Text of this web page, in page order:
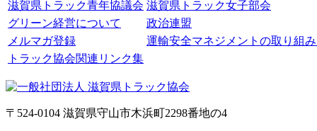
滋賀県トラック青年協議会 滋賀県トラック女子部会
グリーン経営について
政治連盟
メルマガ登録
運輸安全マネジメントの取り組
トラック協会関連リンク集
〒524-0104 滋賀県守山市木浜町2298番地の4